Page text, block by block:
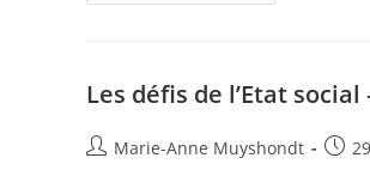
Les défis de l’Etat
Marie-Anne Muyshondt